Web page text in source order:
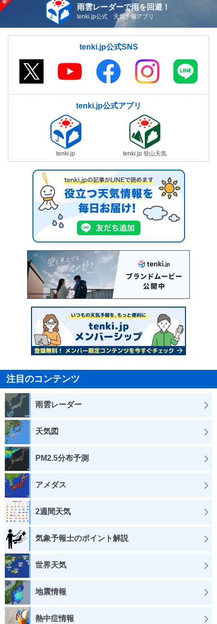
雨雲レーダーで雨を回避！
tenki.jp公式 天気予報アプリ
tenki.jp公式SNS
tenki.jp公式アプリ
tenki.jp tenki.jp 登山天気
注目のコンテンツ
雨雲レーダー
天気図
PM2.5分布予測
アメダス
2週間天気
気象予報士のポイント解説
世界天気
地震情報
熱中症情報